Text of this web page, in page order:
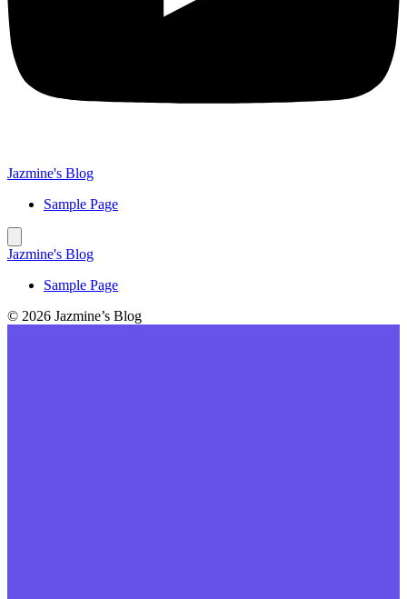
Jazmine's Blog
Sample Page
Jazmine's Blog
Sample Page
© 2026 Jazmine’s Blog